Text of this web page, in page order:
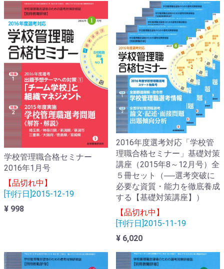
学校管理職合格セミナー
2016年1月号
【品切れ中】
[刊行日]2015-12-19
¥ 998
2016年度選考対応「学校管
理職合格セミナー」基礎対策
講座（2015年8～12月号）全
５冊セット（──選考突破に
必要な資質・能力を徹底養成
する【基礎対策講座】）
【品切れ中】
[刊行日]2015-11-19
¥ 6,020